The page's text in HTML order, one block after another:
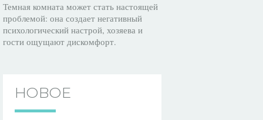
Темная комната может стать настоящей
проблемой: она создает негативный
психологический настрой, хозяева и
гости ощущают дискомфорт.
НОВОЕ